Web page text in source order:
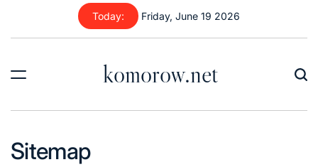
content
Today: Friday, June 19 2026
komorow.net
Sitemap